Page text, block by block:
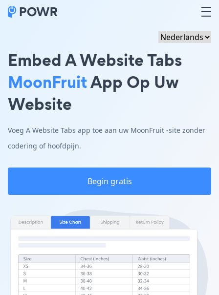
Embed A Website Tabs
MoonFruitApp Op Uw
Website
Voeg A Website Tabs app toe aan uw MoonFruit -site zonder
codering of hoofdpijn.
Begin gratis